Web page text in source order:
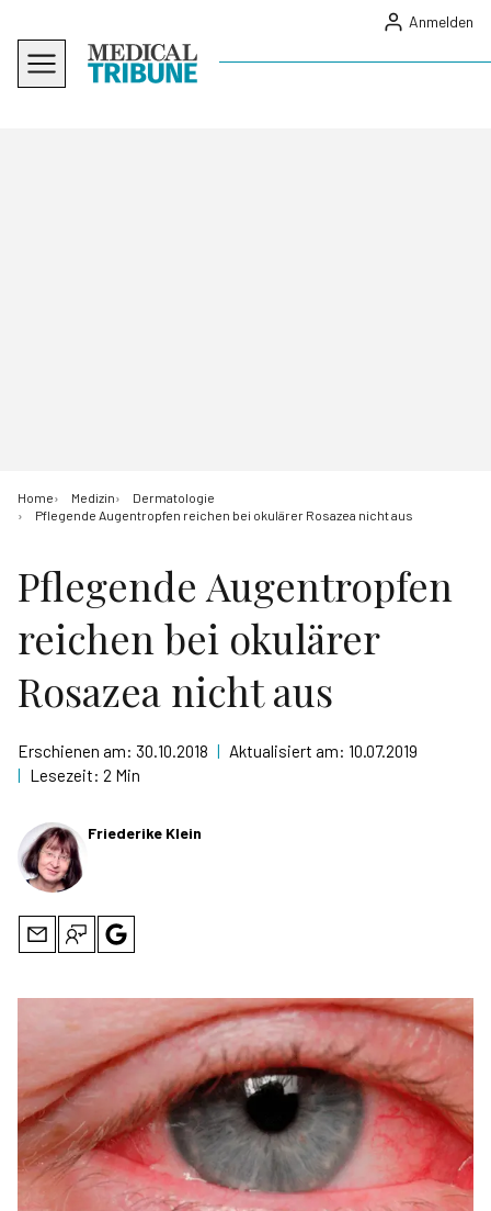
Anmelden
Home Medizin
Dermatologie
Pflegende Augentropfen reichen bei okulärer Rosazea nicht aus
Pflegende Augentropfen
reichen bei okulärer
Rosazea nicht aus
Erschienen am: 30.10.2018 | Aktualisiert am: 10.07.2019
| Lesezeit: 2 Min
Friederike Klein